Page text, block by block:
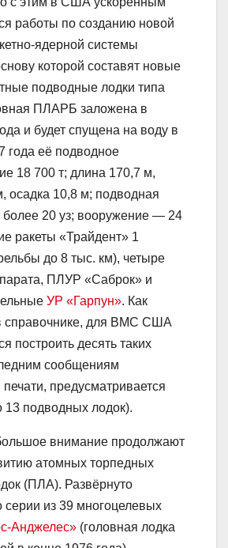
работы по созданию новой
ядерной системы
которой составят новые
подводные лодки типа
ПЛАРБ заложена в
и будет спущена на воду в
года её подводное
18 700 т; длина 170,7 м,
осадка 10,8 м; подводная
более 20 уз; вооружение — 24
ракеты «Трайдент» 1
до 8 тыс. км), четыре
ПЛУР «Саброк» и
УР «Гарпун». Как
справочнике, для ВМС США
построить десять таких
сообщениям
предусматривается
13 подводных лодок).
внимание продолжают
атомных торпедных
(ПЛА). Развёрнуто
серии из 39 многоцелевых
Анджелес» (головная лодка